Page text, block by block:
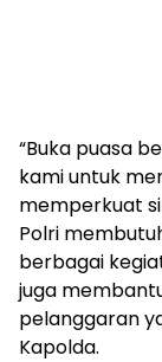
“Buka puasa
kami untuk
memperkuat
Polri
berbagai
juga
pelanggaran
Kapolda.